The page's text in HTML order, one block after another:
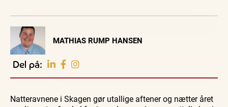
Visit Vendsyssel
EVENTKALENDER
Oplev events i
Vendsyssel
natur og lokale events.
Workshop
på
Naturhistorisk
Guidede ture
Skagen
med
Udeliv
og
MATHIAS RUMP HANSEN
Del på:
Natteravnene i Skagen gør utallige aftener og nætter året